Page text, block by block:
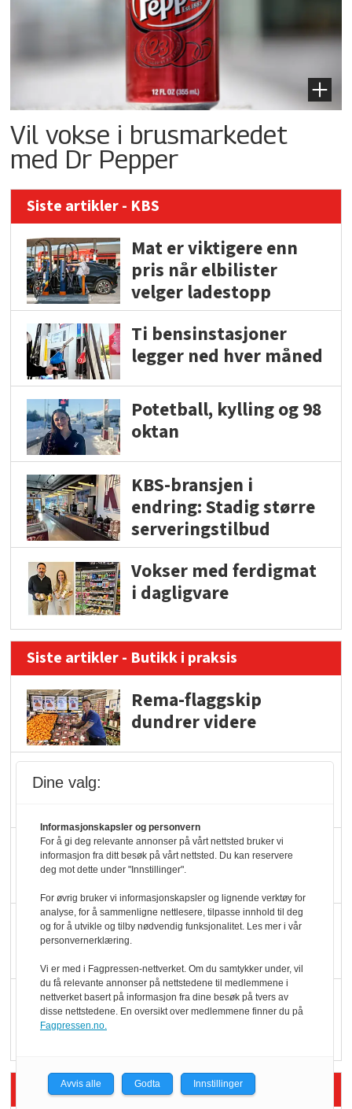
Vil vokse i brusmarkedet
med Dr Pepper
Siste artikler - KBS
Mat er viktigere enn
pris når elbilister
velger ladestopp
Ti bensinstasjoner
legger ned hver måned
Potetball, kylling og 98
oktan
KBS-bransjen i
endring: Stadig større
serveringstilbud
Vokser med ferdigmat
i dagligvare
Siste artikler - Butikk i praksis
Rema-flaggskip
dundrer videre
Færre varer, men fulle
hyller
KI lager mat i butikken
Q passerte 1 milliard i
Siste artikler - Økologisk
Dine valg:
Informasjonskapsler og personvern
For å gi deg relevante annonser på vårt nettsted bruker vi
informasjon fra ditt besøk på vårt nettsted. Du kan reservere
deg mot dette under "Innstillinger".
For øvrig bruker vi informasjonskapsler og lignende verktøy for
analyse, for å sammenligne nettlesere, tilpasse innhold til deg
og for å utvikle og tilby nødvendig funksjonalitet. Les mer i vår
personvernerklæring.
Vi er med i Fagpressen-nettverket. Om du samtykker under, vil
du få relevante annonser på nettstedene til medlemmene i
nettverket basert på informasjon fra dine besøk på tvers av
disse nettstedene. En oversikt over medlemmene finner du på
Fagpressen.no.
Avvis alle Godta Innstillinger